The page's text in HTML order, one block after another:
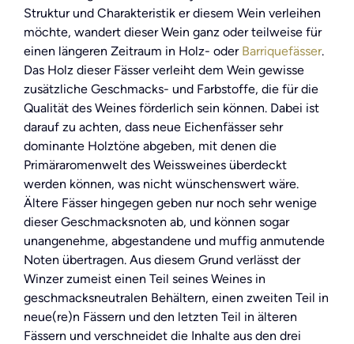
Struktur und Charakteristik er diesem Wein verleihen
möchte, wandert dieser Wein ganz oder teilweise für
einen längeren Zeitraum in Holz- oder Barriquefässer.
Das Holz dieser Fässer verleiht dem Wein gewisse
zusätzliche Geschmacks- und Farbstoffe, die für die
Qualität des Weines förderlich sein können. Dabei ist
darauf zu achten, dass neue Eichenfässer sehr
dominante Holztöne abgeben, mit denen die
Primäraromenwelt des Weissweines überdeckt
werden können, was nicht wünschenswert wäre.
Ältere Fässer hingegen geben nur noch sehr wenige
dieser Geschmacksnoten ab, und können sogar
unangenehme, abgestandene und muffig anmutende
Noten übertragen. Aus diesem Grund verlässt der
Winzer zumeist einen Teil seines Weines in
geschmacksneutralen Behältern, einen zweiten Teil in
neue(re)n Fässern und den letzten Teil in älteren
Fässern und verschneidet die Inhalte aus den drei